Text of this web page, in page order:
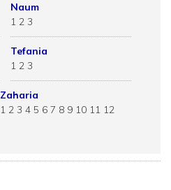
Naum
1 2 3
Tefania
1 2 3
Zaharia
1 2 3 4 5 6 7 8 9 10 11 12